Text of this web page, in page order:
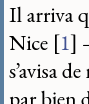
Il arriva
Nice [1]
s’avisa